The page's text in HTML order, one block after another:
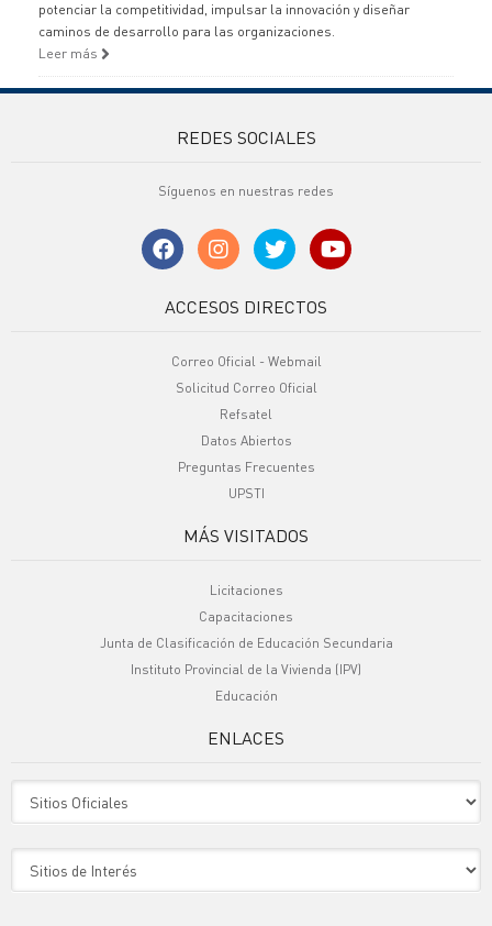
potenciar la competitividad, impulsar la innovación y diseñar
caminos de desarrollo para las organizaciones.
Leer más
REDES SOCIALES
Síguenos en nuestras redes
ACCESOS DIRECTOS
Correo Oficial - Webmail
Solicitud Correo Oficial
Refsatel
Datos Abiertos
Preguntas Frecuentes
UPSTI
MÁS VISITADOS
Licitaciones
Capacitaciones
Junta de Clasificación de Educación Secundaria
Instituto Provincial de la Vivienda (IPV)
Educación
ENLACES